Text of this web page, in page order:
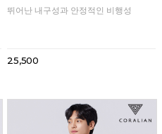
뛰어난 내구성과 안정적인 비행성
25,500